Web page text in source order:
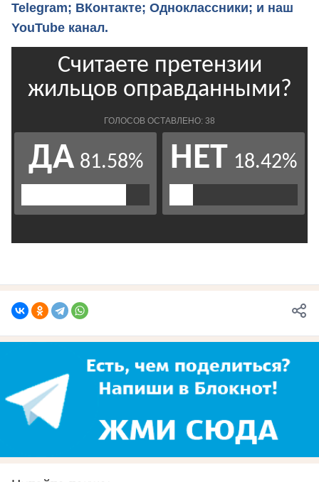
Telegram; ВКонтакте; Одноклассники; и наш
YouTube канал.